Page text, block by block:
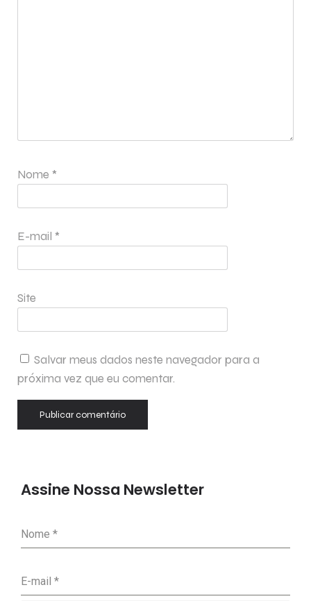
Nome *
E-mail *
Site
Salvar meus dados neste navegador para a
próxima vez que eu comentar.
Assine Nossa Newsletter
Nome *
E-mail *